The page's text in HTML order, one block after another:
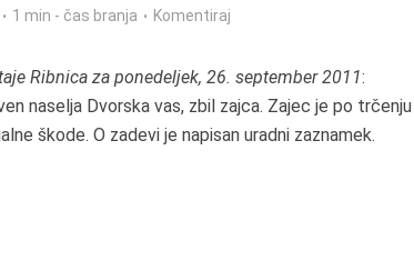
1 min - čas branja Komentiraj
Ribnica za ponedeljek, 26. september 2011:
naselja Dvorska vas, zbil zajca. Zajec je po trčenju
škode. O zadevi je napisan uradni zaznamek.